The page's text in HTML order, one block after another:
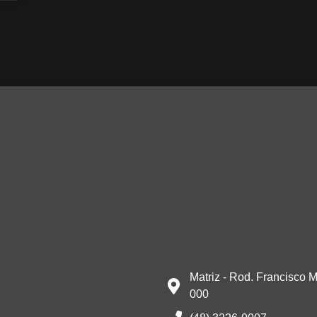
Matriz - Rod. Francisco
000